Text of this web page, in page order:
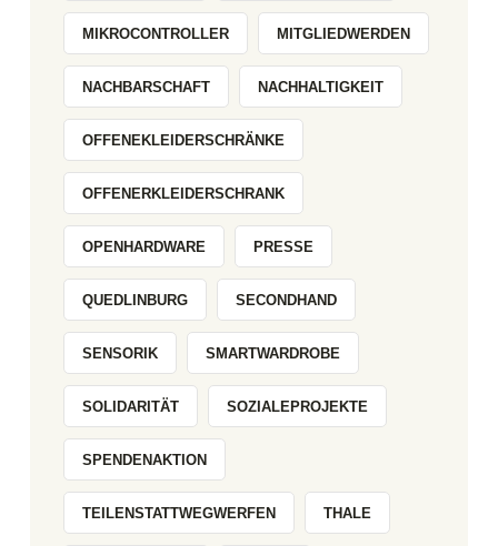
MIKROCONTROLLER MITGLIEDWERDEN
NACHBARSCHAFT NACHHALTIGKEIT
OFFENEKLEIDERSCHRÄNKE
OFFENERKLEIDERSCHRANK
OPENHARDWARE PRESSE
QUEDLINBURG SECONDHAND
SENSORIK SMARTWARDROBE
SOLIDARITÄT SOZIALEPROJEKTE
SPENDENAKTION
TEILENSTATTWEGWERFEN THALE